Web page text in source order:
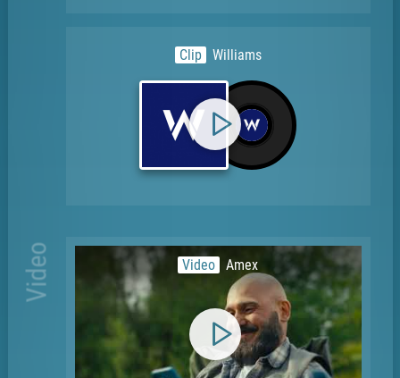
Clip Williams
Video Video Amex